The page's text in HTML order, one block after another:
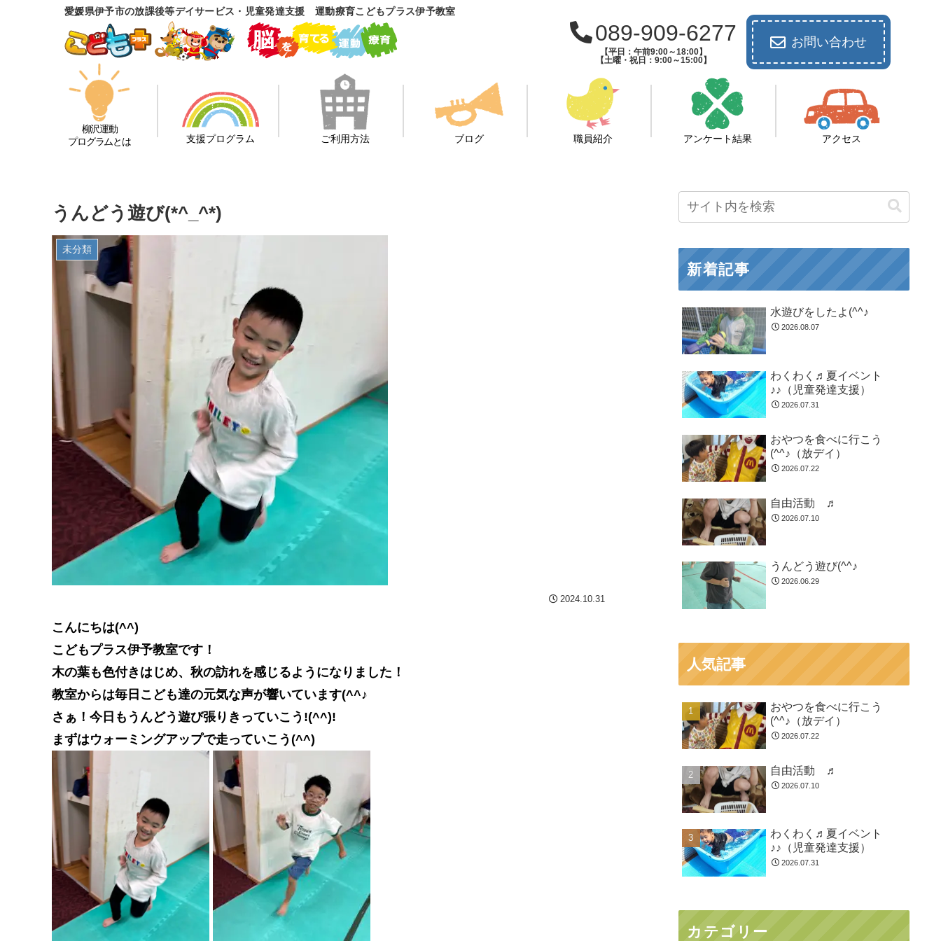
愛媛県伊予市の放課後等デイサービス・児童発達支援 運動療育こどもプラス伊予教室
089-909-6277
【平日：午前9:00～18:00】
【土曜・祝日：9:00～15:00】
お問い合わせ
柳沢運動
プログラムとは
支援プログラム ご利用方法 ブログ 職員紹介 アンケート結果 アクセス
うんどう遊び(*^_^*)
未分類
2024.10.31
こんにちは(^^)
こどもプラス伊予教室です！
木の葉も色付きはじめ、秋の訪れを感じるようになりました！
教室からは毎日こども達の元気な声が響いています(^^♪
さぁ！今日もうんどう遊び張りきっていこう!(^^)!
まずはウォーミングアップで走っていこう(^^)
新着記事
水遊びをしたよ(^^♪
2026.08.07
わくわく♬夏イベント
♪♪（児童発達支援）
2026.07.31
おやつを食べに行こう
(^^♪（放デイ）
2026.07.22
自由活動 ♬
2026.07.10
うんどう遊び(^^♪
2026.06.29
人気記事
おやつを食べに行こう
(^^♪（放デイ）
2026.07.22
自由活動 ♬
2026.07.10
わくわく♬夏イベント
♪♪（児童発達支援）
2026.07.31
カテゴリー